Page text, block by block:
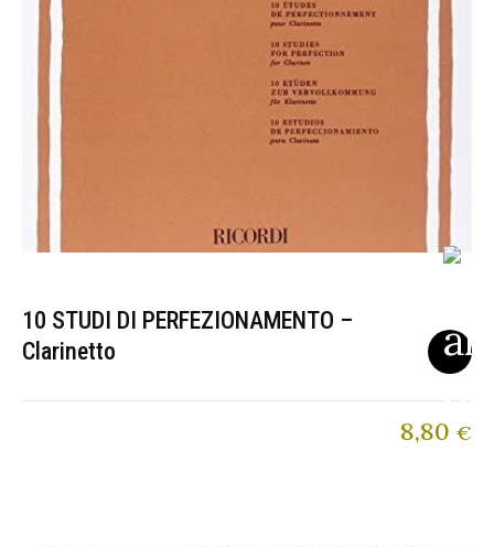
10 STUDI DI PERFEZIONAMENTO –
Clarinetto
8,80 €